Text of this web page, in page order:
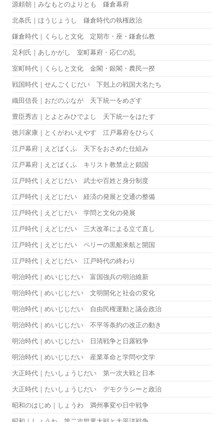
源頼朝｜みなもとのよりとも 鎌倉幕府
北条氏｜ほうじょうし 鎌倉時代の執権政治
鎌倉時代｜くらしと文化 定期市・座・鎌倉仏教
足利氏｜あしかがし 室町幕府・応仁の乱
室町時代｜くらしと文化 金閣・銀閣・農民一揆
戦国時代｜せんごくじだい 下剋上の戦国大名たち
織田信長｜おだのぶなが 天下統一をめざす
豊臣秀吉｜とよとみひでよし 天下統一をはたす
徳川家康｜とくがわいえやす 江戸幕府をひらく
江戸幕府｜えどばくふ 天下をおさめた仕組み
江戸幕府｜えどばくふ キリスト教禁止と鎖国
江戸時代｜えどじだい 武士や百姓と身分制度
江戸時代｜えどじだい 経済の発展と交通の整備
江戸時代｜えどじだい 学問と文化の発展
江戸時代｜えどじだい 三大改革による立て直し
江戸時代｜えどじだい ペリーの黒船来航と開国
江戸時代｜えどじだい 江戸時代の終わり
明治時代｜めいじじだい 富国強兵の明治維新
明治時代｜めいじじだい 文明開化と社会の変化
明治時代｜めいじじだい 自由民権運動と議会政治
明治時代｜めいじじだい 不平等条約の改正の動き
明治時代｜めいじじだい 日清戦争と日露戦争
明治時代｜めいじじだい 産業革命と学問や文学
大正時代｜たいしょうじだい 第一次大戦と日本
大正時代｜たいしょうじだい デモクラシーと政治
昭和のはじめ｜しょうわ 満州事変や日中戦争